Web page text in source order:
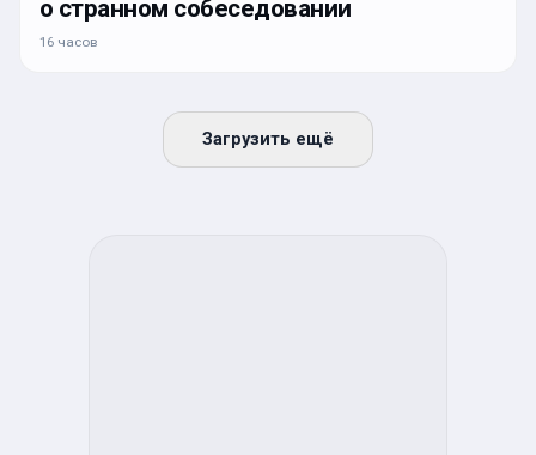
о странном собеседовании
16 часов
Загрузить ещё